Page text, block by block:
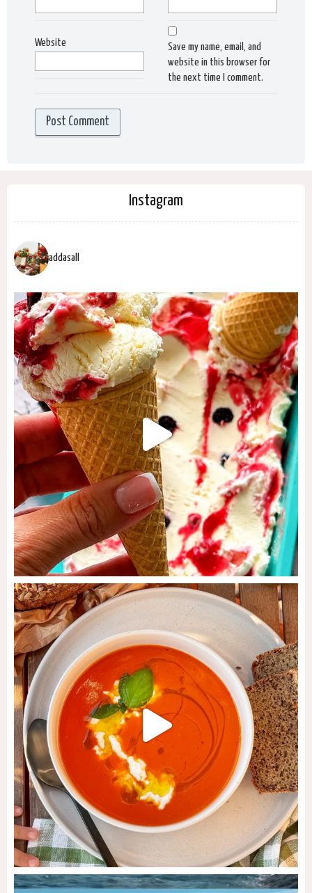
Website
Save my name, email, and
website in this browser for
the next time I comment.
Instagram
addasall